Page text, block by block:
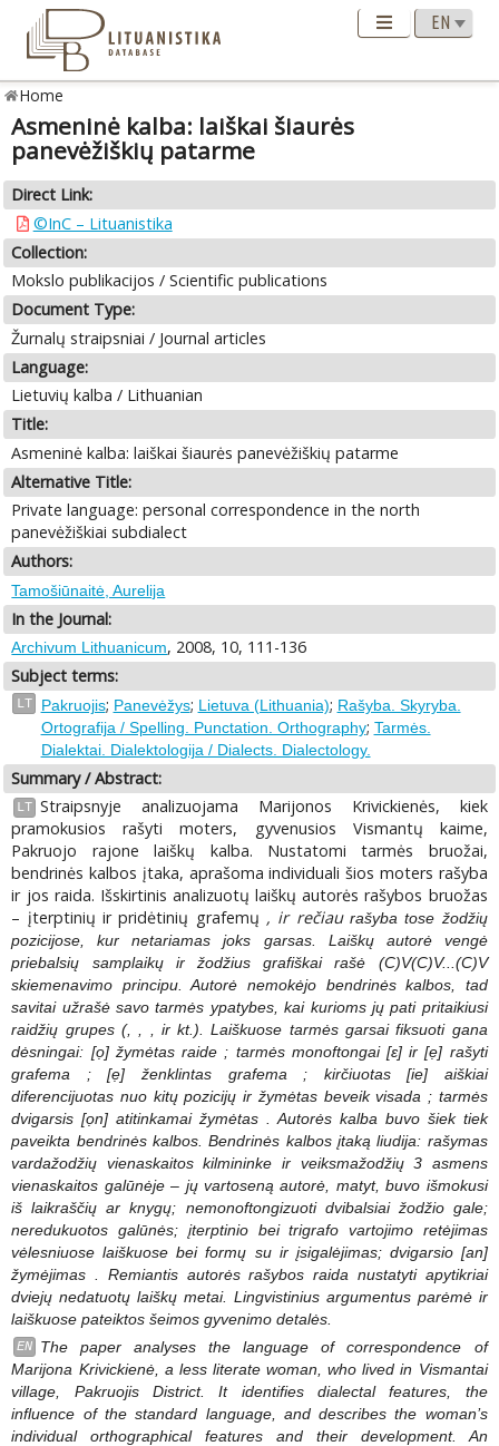
Home
Asmeninė kalba: laiškai šiaurės
panevėžiškių patarme
Direct Link:
©InC – Lituanistika
Collection:
Mokslo publikacijos / Scientific publications
Document Type:
Žurnalų straipsniai / Journal articles
Language:
Lietuvių kalba / Lithuanian
Title:
Asmeninė kalba: laiškai šiaurės panevėžiškių patarme
Alternative Title:
Private language: personal correspondence in the north
panevėžiškiai subdialect
Authors:
Tamošiūnaitė, Aurelija
In the Journal:
Archivum Lithuanicum, 2008, 10, 111-136
Subject terms:
LT Pakruojis; Panevėžys; Lietuva (Lithuania); Rašyba. Skyryba.
Ortografija / Spelling. Punctation. Orthography; Tarmės.
Dialektai. Dialektologija / Dialects. Dialectology.
Summary / Abstract:
LT Straipsnyje analizuojama Marijonos Krivickienės, kiek
pramokusios rašyti moters, gyvenusios Vismantų kaime,
Pakruojo rajone laiškų kalba. Nustatomi tarmės bruožai,
bendrinės kalbos įtaka, aprašoma individuali šios moters rašyba
ir jos raida. Išskirtinis analizuotų laiškų autorės rašybos bruožas
– įterptinių ir pridėtinių grafemų , ir rečiau rašyba tose žodžių
pozicijose, kur netariamas joks garsas. Laiškų autorė vengė
priebalsių samplaikų ir žodžius grafiškai rašė (C)V(C)V...(C)V
skiemenavimo principu. Autorė nemokėjo bendrinės kalbos, tad
savitai užrašė savo tarmės ypatybes, kai kurioms jų pati pritaikiusi
raidžių grupes (,, , ir kt.). Laiškuose tarmės garsai fiksuoti gana
dėsningai: [ọ] žymėtas raide; tarmės monoftongai [ɛ] ir [ẹ] rašyti
grafema ; [ẹ] ženklintas grafema; kirčiuotas [ie] aiškiai
diferencijuotas nuo kitų pozicijų ir žymėtas beveik visada ; tarmės
dvigarsis [ọn] atitinkamai žymėtas. Autorės kalba buvo šiek tiek
paveikta bendrinės kalbos. Bendrinės kalbos įtaką liudija: rašymas
vardažodžių vienaskaitos kilmininke ir veiksmažodžių 3 asmens
vienaskaitos galūnėje – jų vartoseną autorė, matyt, buvo išmokusi
iš laikraščių ar knygų; nemonoftongizuoti dvibalsiai žodžio gale;
neredukuotos galūnės; įterptinio bei trigrafo vartojimo retėjimas
vėlesniuose laiškuose bei formų su ir įsigalėjimas; dvigarsio [an]
žymėjimas. Remiantis autorės rašybos raida nustatyti apytikriai
dviejų nedatuotų laiškų metai. Lingvistinius argumentus parėmė ir
laiškuose pateiktos šeimos gyvenimo detalės.
EN
The paper analyses the language of correspondence of
Marijona Krivickienė, a less literate woman, who lived in Vismantai
village, Pakruojis District. It identifies dialectal features, the
influence of the standard language, and describes the woman’s
individual orthographical features and their development. An